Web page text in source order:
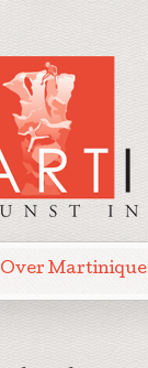
Over Martinique